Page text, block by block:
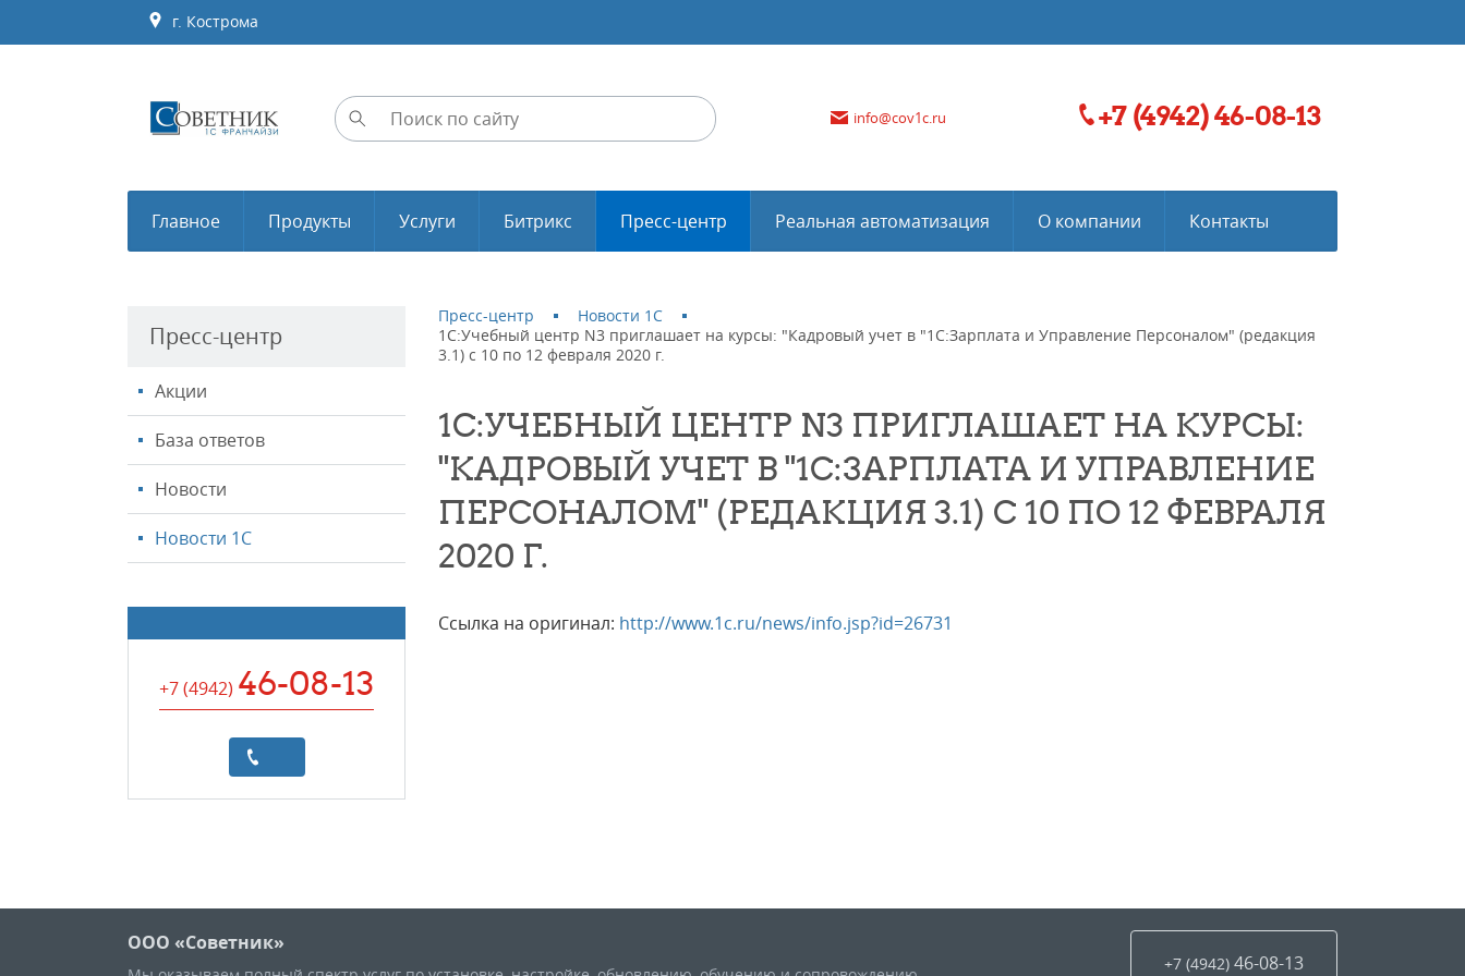
г. Кострома
info@cov1c.ru +7 (4942) 46-08-13
Главное Продукты Услуги Битрикс Пресс-центр Реальная автоматизация О компании Контакты
Пресс-центр
Акции
База ответов
Новости
Новости 1С
+7 (4942) 46-08-13
Пресс-центр
Новости 1С
1С:Учебный центр N3 приглашает на курсы: "Кадровый учет в "1С:Зарплата и Управление Персоналом" (редакция
3.1) с 10 по 12 февраля 2020 г.
1С:УЧЕБНЫЙ ЦЕНТР N3 ПРИГЛАШАЕТ НА КУРСЫ:
"КАДРОВЫЙ УЧЕТ В "1С:ЗАРПЛАТА И УПРАВЛЕНИЕ
ПЕРСОНАЛОМ" (РЕДАКЦИЯ 3.1) С 10 ПО 12 ФЕВРАЛЯ
2020 Г.
Ссылка на оригинал: http://www.1c.ru/news/info.jsp?id=26731
ООО «Советник»
+7 (4942) 46-08-13